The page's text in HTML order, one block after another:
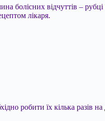
відчуттів –
лікаря.
робити їх кілька разів на